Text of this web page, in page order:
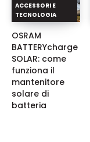
ACCESSORI E
TECNOLOGIA
OSRAM
BATTERYcharge
SOLAR: come
funziona il
mantenitore
solare di
batteria